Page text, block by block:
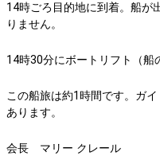
14時ごろ目的地に到着。船が
りません。
14時30分にボートリフト（船
この船旅は約1時間です。ガ
あります。
会長 マリー クレール